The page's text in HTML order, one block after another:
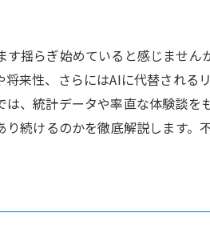
す揺らぎ始めていると感じませ
来性、さらにはAIに代替され
は、統計データや率直な体験談
り続けるのかを徹底解説します